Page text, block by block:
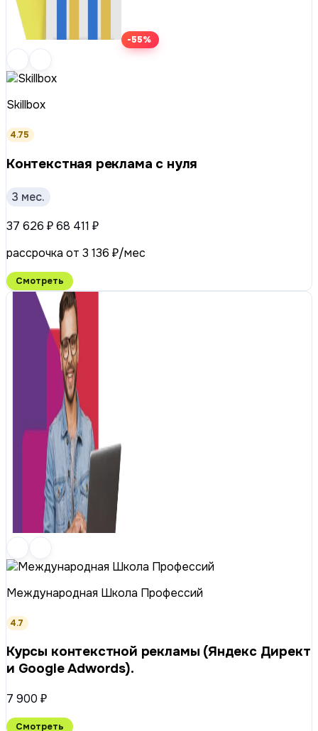
-55%
Skillbox
4.75
Контекстная реклама с нуля
3 мес.
37 626 ₽68 411 ₽
рассрочка от 3 136 ₽/мес
Смотреть
Международная Школа Профессий
4.7
Курсы контекстной рекламы (Яндекс Директ
и Google Adwords).
7 900 ₽
Смотреть